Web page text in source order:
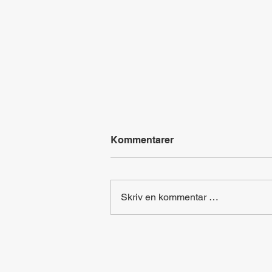
At home - Labyrintjakt
Kommentarer
Skriv en kommentar …